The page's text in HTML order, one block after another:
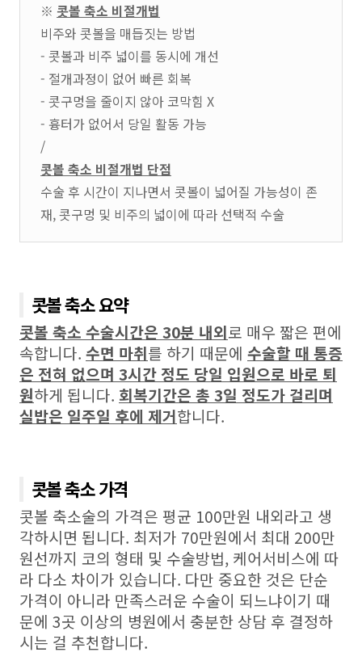
※ 콧볼 축소 비절개법
비주와 콧볼을 매듭짓는 방법
- 콧볼과 비주 넓이를 동시에 개선
- 절개과정이 없어 빠른 회복
- 콧구멍을 줄이지 않아 코막힘 X
- 흉터가 없어서 당일 활동 가능
/
콧볼 축소 비절개법 단점
수술 후 시간이 지나면서 콧볼이 넓어질 가능성이 존
재, 콧구멍 및 비주의 넓이에 따라 선택적 수술
콧볼 축소 요약
콧볼 축소 수술시간은 30분 내외로 매우 짧은 편에
속합니다. 수면 마취를 하기 때문에 수술할 때 통증
은 전혀 없으며 3시간 정도 당일 입원으로 바로 퇴
원하게 됩니다. 회복기간은 총 3일 정도가 걸리며
실밥은 일주일 후에 제거합니다.
콧볼 축소 가격
콧볼 축소술의 가격은 평균 100만원 내외라고 생
각하시면 됩니다. 최저가 70만원에서 최대 200만
원선까지 코의 형태 및 수술방법, 케어서비스에 따
라 다소 차이가 있습니다. 다만 중요한 것은 단순
가격이 아니라 만족스러운 수술이 되느냐이기 때
문에 3곳 이상의 병원에서 충분한 상담 후 결정하
시는 걸 추천합니다.